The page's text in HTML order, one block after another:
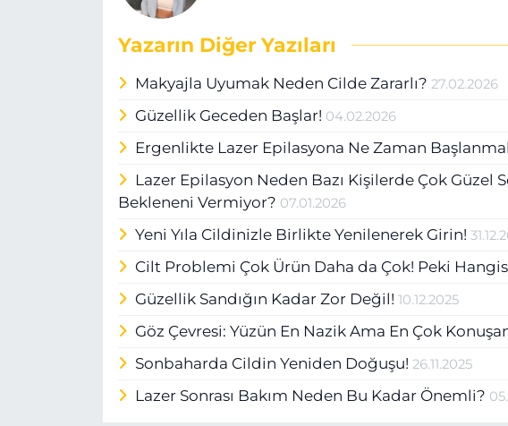
Yazarın Diğer Yazıları
Makyajla Uyumak Neden Cilde Zararlı? 27.02.2026
Güzellik Geceden Başlar! 04.02.2026
Ergenlikte Lazer Epilasyona Ne Zaman
Lazer Epilasyon Neden Bazı Kişilerde Çok Güzel
Bekleneni Vermiyor? 07.01.2026
Yeni Yıla Cildinizle Birlikte Yenilenerek Girin!
Cilt Problemi Çok Ürün Daha da Çok! Peki
Güzellik Sandığın Kadar Zor Değil!10.12.2025
Göz Çevresi: Yüzün En Nazik Ama En Çok
Sonbaharda Cildin Yeniden Doğuşu! 26.11.2025
Lazer Sonrası Bakım Neden Bu Kadar Önemli?